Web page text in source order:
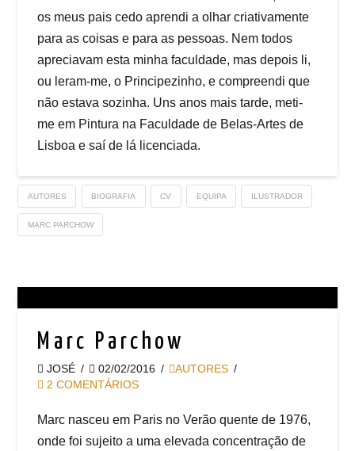
os meus pais cedo aprendi a olhar criativamente
para as coisas e para as pessoas. Nem todos
apreciavam esta minha faculdade, mas depois li,
ou leram-me, o Principezinho, e compreendi que
não estava sozinha. Uns anos mais tarde, meti-
me em Pintura na Faculdade de Belas-Artes de
Lisboa e saí de lá licenciada.
AUTORES BIOGRAFIA CV EQUIPA ILUSTRADOR
MARC PARCHOW
Marc Parchow
JOSÉ 02/02/2016
AUTORES
2 COMENTÁRIOS
Marc nasceu em Paris no Verão quente de 1976,
onde foi sujeito a uma elevada concentração de